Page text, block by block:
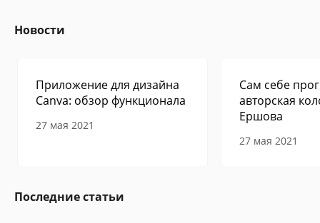
Новости
Приложение для дизайна
Canva: обзор функционала
27 мая 2021
Сам себе
авторская
Ершова
27 мая 2021
Последние статьи